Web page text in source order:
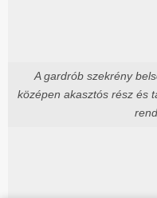
A gardrób szekrény
középen akasztós rész és